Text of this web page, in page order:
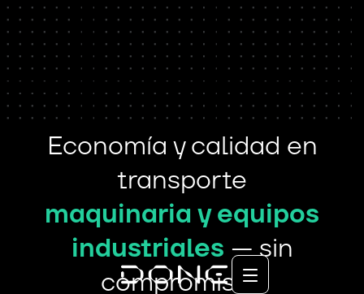
Economía y calidad en
transporte
maquinaria y equipos
industriales — sin
compromisos